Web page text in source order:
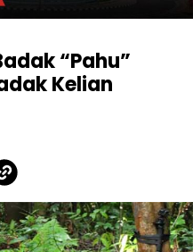
“Pahu”
Kelian